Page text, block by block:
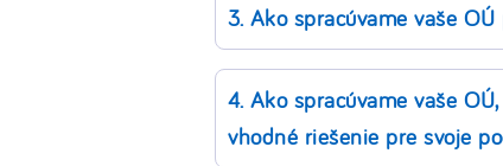
3. Ako spracúvame vaše
4. Ako spracúvame vaše
vhodné riešenie pre svoje